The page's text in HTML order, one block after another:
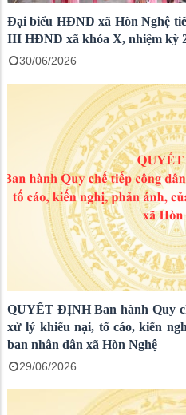
Đại biểu HĐND xã Hòn Nghệ
III HĐND xã khóa X, nhiệm kỳ
30/06/2026
QUYẾT ĐỊNH Ban hành Quy
xử lý khiếu nại, tố cáo, kiến
ban nhân dân xã Hòn Nghệ
29/06/2026